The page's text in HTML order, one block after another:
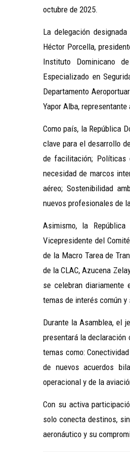
octubre de 2025.
La delegación
Héctor Porcella,
Instituto Dominicano
Especializado en
Departamento
Yapor Alba,
Como país, la República
clave para el desarrollo
de facilitación; Políticas
necesidad de marcos
aéreo; Sostenibilidad
nuevos profesionales de
Asimismo, la
Vicepresidente del
de la Macro Tarea de
de la CLAC, Azucena
se celebran diariamente
temas de interés común
Durante la Asamblea, el
presentará la declaración
temas como:
de nuevos acuerdos
operacional y de la
Con su activa
solo conecta destinos,
aeronáutico y su